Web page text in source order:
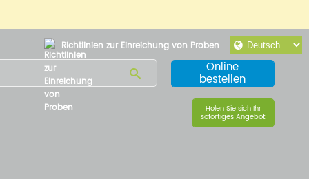
Richtlinien zur Einreichung von Proben
Online
bestellen
Holen Sie sich Ihr
sofortiges Angebot